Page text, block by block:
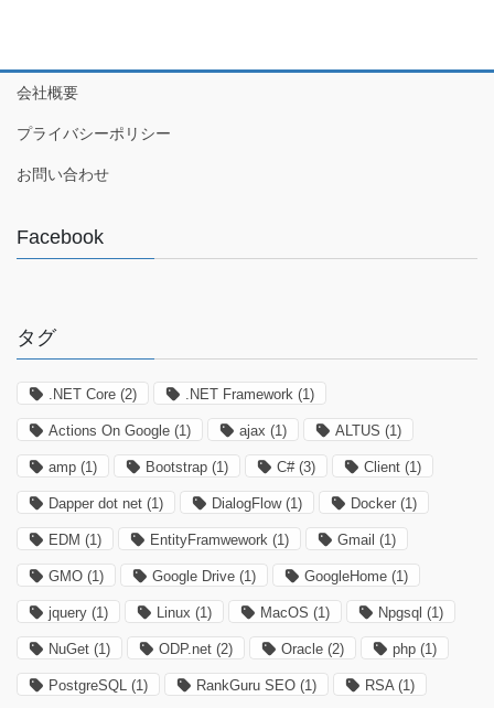
会社概要
プライバシーポリシー
お問い合わせ
Facebook
タグ
.NET Core (2) .NET Framework (1)
Actions On Google (1) ajax (1) ALTUS (1)
amp (1) Bootstrap (1) C#(3) Client (1)
Dapper dot net (1) DialogFlow(1) Docker (1)
EDM (1) EntityFramwework (1) Gmail (1)
GMO (1) Google Drive (1) GoogleHome (1)
jquery (1) Linux (1) MacOS (1) Npgsql (1)
NuGet (1) ODP.net (2) Oracle (2) php (1)
PostgreSQL (1) RankGuru SEO (1) RSA(1)